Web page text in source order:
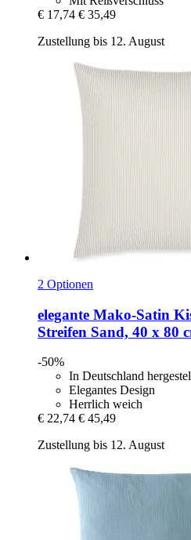
€ 17,74 € 35,49
Zustellung bis 12. August
2 Optionen
elegante Mako-​Satin
Streifen Sand, 40 x 80
-50%
In Deutschland
Elegantes Design
Herrlich weich
€ 22,74 € 45,49
Zustellung bis 12. August